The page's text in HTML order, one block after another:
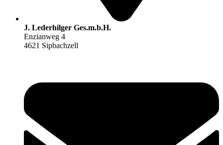
J. Lederhilger Ges.m.b.H.
Enzianweg 4
4621 Sipbachzell